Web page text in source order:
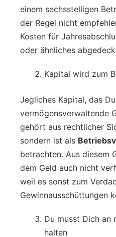
einem sechsstelligen
der Regel nicht
Kosten für
oder ähnliches
Kapital wird zum
Jegliches Kapital, das
vermögensverwaltende
gehört aus rechtlicher
sondern ist als
betrachten. Aus diesem
dem Geld auch nicht
weil es sonst zum
Gewinnausschüttungen
Du musst Dich an
halten